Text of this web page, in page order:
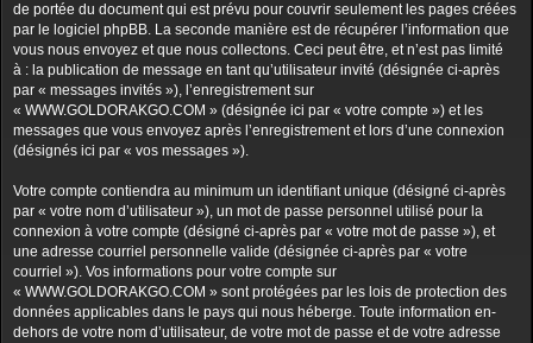
de portée du document qui est prévu pour couvrir seulement les pages créées
par le logiciel phpBB. La seconde manière est de récupérer l’information que
vous nous envoyez et que nous collectons. Ceci peut être, et n’est pas limité
à : la publication de message en tant qu’utilisateur invité (désignée ci-après
par « messages invités »), l’enregistrement sur
« WWW.GOLDORAKGO.COM » (désignée ici par « votre compte ») et les
messages que vous envoyez après l’enregistrement et lors d’une connexion
(désignés ici par « vos messages »).
Votre compte contiendra au minimum un identifiant unique (désigné ci-après
par « votre nom d’utilisateur »), un mot de passe personnel utilisé pour la
connexion à votre compte (désigné ci-après par « votre mot de passe »), et
une adresse courriel personnelle valide (désignée ci-après par « votre
courriel »). Vos informations pour votre compte sur
« WWW.GOLDORAKGO.COM » sont protégées par les lois de protection des
données applicables dans le pays qui nous héberge. Toute information en-
dehors de votre nom d’utilisateur, de votre mot de passe et de votre adresse